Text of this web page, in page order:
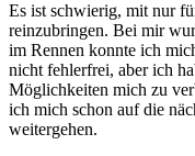
Es ist schwierig, mit nur
reinzubringen. Bei mir
im Rennen konnte ich
nicht fehlerfrei, aber ich
Möglichkeiten mich zu
ich mich schon auf die
weitergehen.